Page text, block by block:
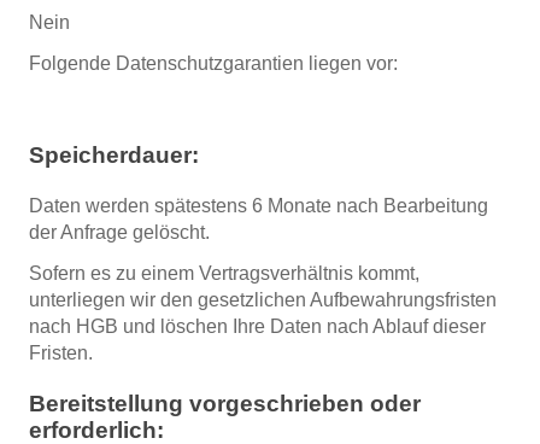
Nein
Folgende Datenschutzgarantien liegen vor:
Speicherdauer:
Daten werden spätestens 6 Monate nach Bearbeitung
der Anfrage gelöscht.
Sofern es zu einem Vertragsverhältnis kommt,
unterliegen wir den gesetzlichen Aufbewahrungsfristen
nach HGB und löschen Ihre Daten nach Ablauf dieser
Fristen.
Bereitstellung vorgeschrieben oder
erforderlich: